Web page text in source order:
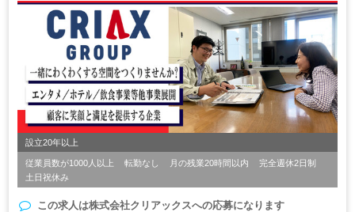
設立20年以上
従業員数が1000人以上 転勤なし 月の残業20時間以内
完全週休2日制
土日祝休み
この求人は株式会社クリアックスへの応募になります